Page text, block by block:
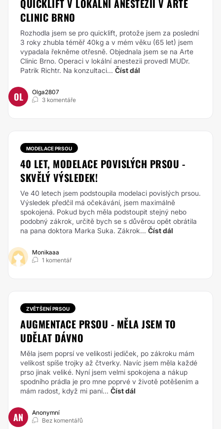
QUICKLIFT V LOKÁLNÍ ANESTEZII V ARTE
CLINIC BRNO
Rozhodla jsem se pro quicklift, protože jsem za poslední
3 roky zhubla téměř 40kg a v mém věku (65 let) jsem
vypadala řekněme otřesně. Objednala jsem se na Arte
Clinic Brno. Operaci v lokální anestezii provedl MUDr.
Patrik Richtr. Na konzultaci... Číst dál
OL
Olga2807
3 komentáře
MODELACE PRSOU
40 LET, MODELACE POVISLÝCH PRSOU -
SKVĚLÝ VÝSLEDEK!
Ve 40 letech jsem podstoupila modelaci povislých prsou.
Výsledek předčil má očekávání, jsem maximálně
spokojená. Pokud bych měla podstoupit stejný nebo
podobný zákrok, určitě bych se s důvěrou opět obrátila
na pana doktora Marka Suka. Zákrok... Číst dál
Monikaaa
1 komentář
ZVĚTŠENÍ PRSOU
AUGMENTACE PRSOU - MĚLA JSEM TO
UDĚLAT DÁVNO
Měla jsem poprsí ve velikosti jediček, po zákroku mám
velikost spíše trojky až čtverky. Navíc jsem měla každé
prso jinak veliké. Nyní jsem velmi spokojena a nákup
spodního prádla je pro mne poprvé v životě potěšením a
mám radost, když mi paní... Číst dál
AN
Anonymní
Bez komentářů